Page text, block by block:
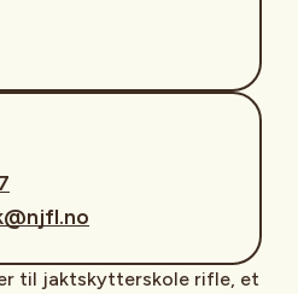
til jaktskytterskole rifle, et